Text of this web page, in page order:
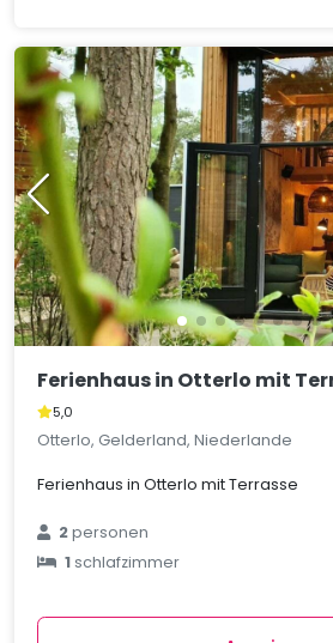
Ferienhaus in Otterlo mit
5,0
Otterlo, Gelderland, Niederlande
Ferienhaus in Otterlo mit Terrasse
2personen
1schlafzimmer